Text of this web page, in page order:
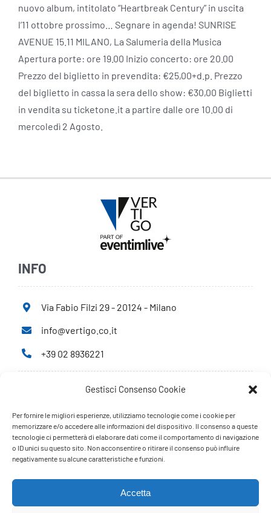
Gestisci Consenso Cookie
Per fornire le migliori esperienze, utilizziamo tecnologie come i cookie per
memorizzare e/o accedere alle informazioni del dispositivo. Il consenso a queste
tecnologie ci permetterà di elaborare dati come il comportamento di navigazione
o ID unici su questo sito. Non acconsentire o ritirare il consenso può influire
negativamente su alcune caratteristiche e funzioni.
Accetta
nuovo album, intitolato “Heartbreak Century” in uscita
l’11 ottobre prossimo… Segnare in agenda! SUNRISE
AVENUE 15.11 MILANO, La Salumeria della Musica
Apertura porte: ore 19.00 Inizio concerto: ore 20.00
Prezzo del biglietto in prevendita: €25,00+d.p. Prezzo
del biglietto in cassa la sera dello show: €30,00 Biglietti
in vendita su ticketone.it a partire dalle ore 10.00 di
mercoledì 2 Agosto.
INFO
Via Fabio Filzi 29 - 20124 - Milano
info@vertigo.co.it
+39 02 8936221
Privacy Policy
Cookie Policy
PARTNERS